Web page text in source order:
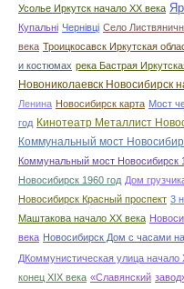
Усолье Иркутск начало ХХ века
Купальні Чернівці Село
века Троицкосавск Иркутская
и костюмах река Бастрая
Новониколаевск Новосибирск
Ленина Новосибирск карта Мост
год Кинотеатр Металлист
Коммунальный мост
Коммунальный мост Новосибирск
Новосибирск 1960 год Дом
Новосибирск Красный проспект 3
Маштакова начало ХХ века
века Новосибирск Дом с часами
ДКоммунистическая улица начало
конец ХІХ века «Славянский